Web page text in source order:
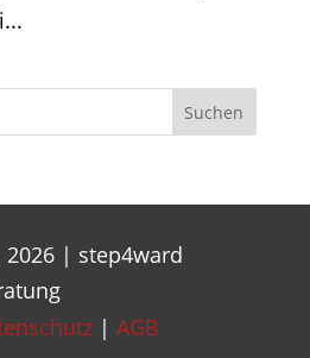
Suchen
| step4ward
| AGB